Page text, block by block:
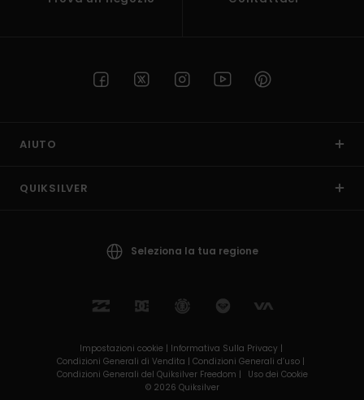
AIUTO
QUIKSILVER
Seleziona la tua regione
Impostazioni cookie | Informativa Sulla Privacy |
Condizioni Generali di Vendita | Condizioni Generali d’uso |
Condizioni Generali del Quiksilver Freedom |
Uso dei Cookie
© 2026 Quiksilver